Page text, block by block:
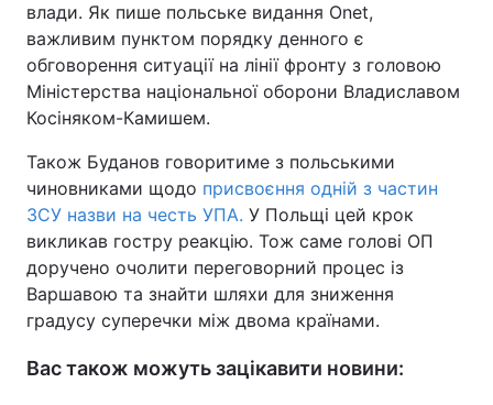
влади. Як пише польське видання Onet,
важливим пунктом порядку денного є
обговорення ситуації на лінії фронту з головою
Міністерства національної оборони Владиславом
Косіняком-Камишем.
Також Буданов говоритиме з польськими
чиновниками щодо присвоєння одній з частин
ЗСУ назви на честь УПА. У Польщі цей крок
викликав гостру реакцію. Тож саме голові ОП
доручено очолити переговорний процес із
Варшавою та знайти шляхи для зниження
градусу суперечки між двома країнами.
Вас також можуть зацікавити новини: